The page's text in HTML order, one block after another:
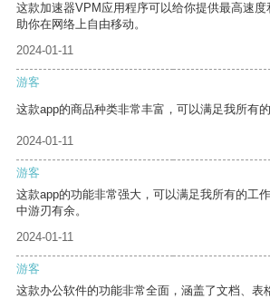
这款加速器VPM应用程序可以给你提供最高速
助你在网络上自由移动。
2024-01-11
游客
这款app的商品种类非常丰富，可以满足我所有的
2024-01-11
游客
这款app的功能非常强大，可以满足我所有的工
中游刃有余。
2024-01-11
游客
这款办公软件的功能非常全面，涵盖了文档、表